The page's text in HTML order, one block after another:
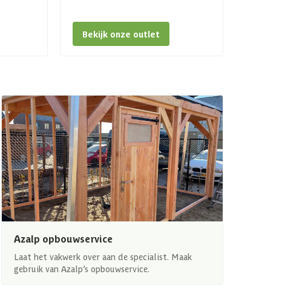
Bekijk onze outlet
Azalp opbouwservice
Laat het vakwerk over aan de specialist. Maak
gebruik van Azalp’s opbouwservice.